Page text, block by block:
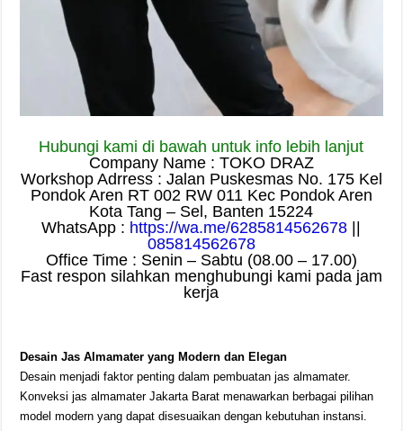
Hubungi kami di bawah untuk info lebih lanjut
Company Name : TOKO DRAZ
Workshop Adrress : Jalan Puskesmas No. 175 Kel
Pondok Aren RT 002 RW 011 Kec Pondok Aren
Kota Tang – Sel, Banten 15224
WhatsApp : https://wa.me/6285814562678
085814562678
Office Time : Senin – Sabtu (08.00 – 17.00)
Fast respon silahkan menghubungi kami pada jam
kerja
Desain Jas Almamater yang Modern dan Elegan
Desain menjadi faktor penting dalam pembuatan jas almamater.
Konveksi jas almamater Jakarta Barat menawarkan berbagai pilihan
model modern yang dapat disesuaikan dengan kebutuhan instansi.